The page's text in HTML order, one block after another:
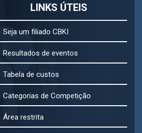
LINKS ÚTEIS
Seja um filiado CBKI
Resultados de eventos
Tabela de custos
Categorias de Competição
Área restrita